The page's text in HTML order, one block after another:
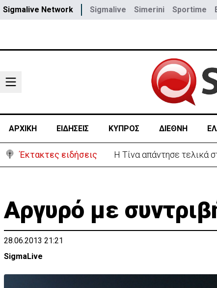
Sigmalive Network Sigmalive Simerini Sportime
ΑΡΧΙΚΗ ΕΙΔΗΣΕΙΣ ΚΥΠΡΟΣ ΔΙΕΘΝΗ
Έκτακτες ειδήσεις Μαρία
Αργυρό με
28.06.2013 21:21
SigmaLive